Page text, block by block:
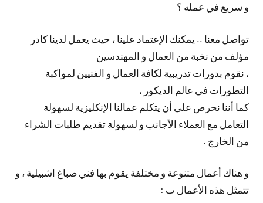
و سريع في عمله ؟
تواصل معنا .. يمكنك الإعتماد علينا ، حيث يعمل لدينا كادر
مؤلف من نخبة من العمال و المهندسين
، نقوم بدورات تدريبية لكافة العمال و الفنيين لمواكبة
التطورات في عالم الديكور ،
كما أننا نحرص على أن يتكلم عمالنا الإنكليزية لسهولة
التعامل مع العملاء الأجانب و لسهولة تقديم طلبات الشراء
من الخارج .
و هناك أعمال متنوعة و مختلفة يقوم بها فني صباغ اشبيلية ، و
تتمثل هذه الأعمال ب :